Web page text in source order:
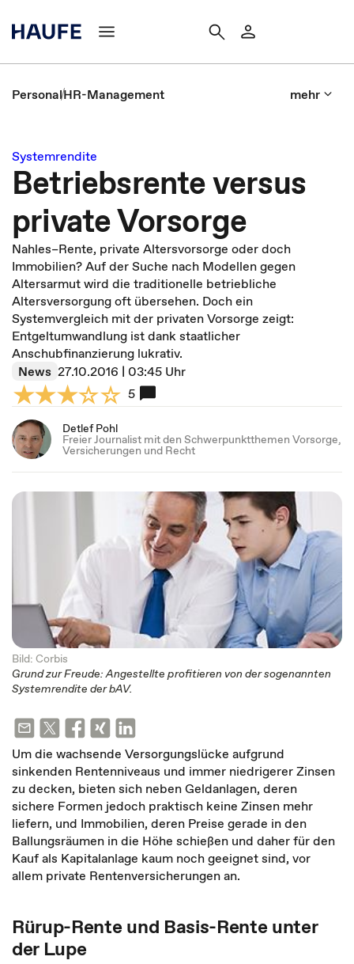
PersonalHR-Management mehr
Systemrendite
Betriebsrente versus
private Vorsorge
Nahles–Rente, private Altersvorsorge oder doch
Immobilien? Auf der Suche nach Modellen gegen
Altersarmut wird die traditionelle betriebliche
Altersversorgung oft übersehen. Doch ein
Systemvergleich mit der privaten Vorsorge zeigt:
Entgeltumwandlung ist dank staatlicher
Anschubfinanzierung lukrativ.
News 27.10.2016 | 03:45 Uhr
5
Detlef Pohl
Freier Journalist mit den Schwerpunktthemen Vorsorge,
Versicherungen und Recht
Bild: Corbis
Grund zur Freude: Angestellte profitieren von der sogenannten
Systemrendite der bAV.
Um die wachsende Versorgungslücke aufgrund
sinkenden Rentenniveaus und immer niedrigerer Zinsen
zu decken, bieten sich neben Geldanlagen, deren
sichere Formen jedoch praktisch keine Zinsen mehr
liefern, und Immobilien, deren Preise gerade in den
Ballungsräumen in die Höhe schießen und daher für den
Kauf als Kapitalanlage kaum noch geeignet sind, vor
allem private Rentenversicherungen an.
Rürup-Rente und Basis-Rente unter
der Lupe